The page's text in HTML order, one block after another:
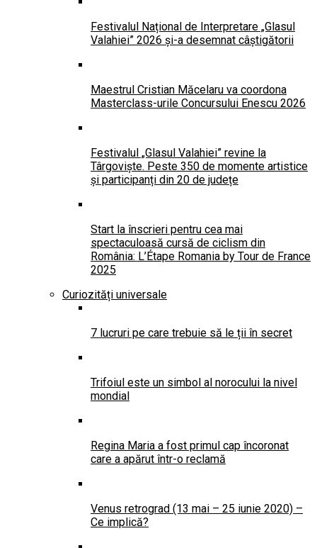
Festivalul Național de Interpretare „Glasul
Valahiei” 2026 și-a desemnat câștigătorii
Maestrul Cristian Măcelaru va coordona
Masterclass-urile Concursului Enescu 2026
Festivalul „Glasul Valahiei” revine la
Târgoviște. Peste 350 de momente artistice
și participanți din 20 de județe
Start la înscrieri pentru cea mai
spectaculoasă cursă de ciclism din
România: L’Étape Romania by Tour de France
2025
Curiozități universale
7 lucruri pe care trebuie să le ții în secret
Trifoiul este un simbol al norocului la nivel
mondial
Regina Maria a fost primul cap încoronat
care a apărut într-o reclamă
Venus retrograd (13 mai – 25 iunie 2020) –
Ce implică?